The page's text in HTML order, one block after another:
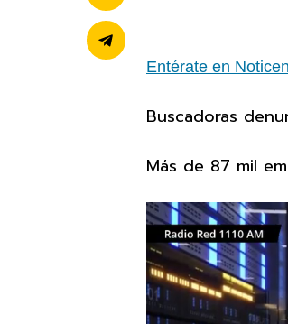
Entérate en
Buscadoras
Más de 87 mil